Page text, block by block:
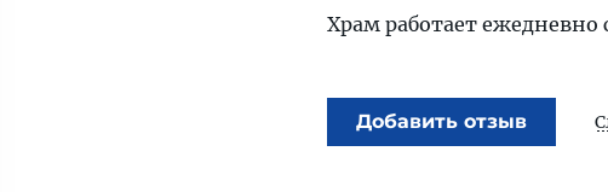
Храм работает ежедневно
Добавить отзыв